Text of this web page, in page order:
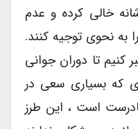
خالی کرده و عدم
نحوی توجیه کنند.
تا دوران جوانی
بسیاری سعی در
است ، این طرز